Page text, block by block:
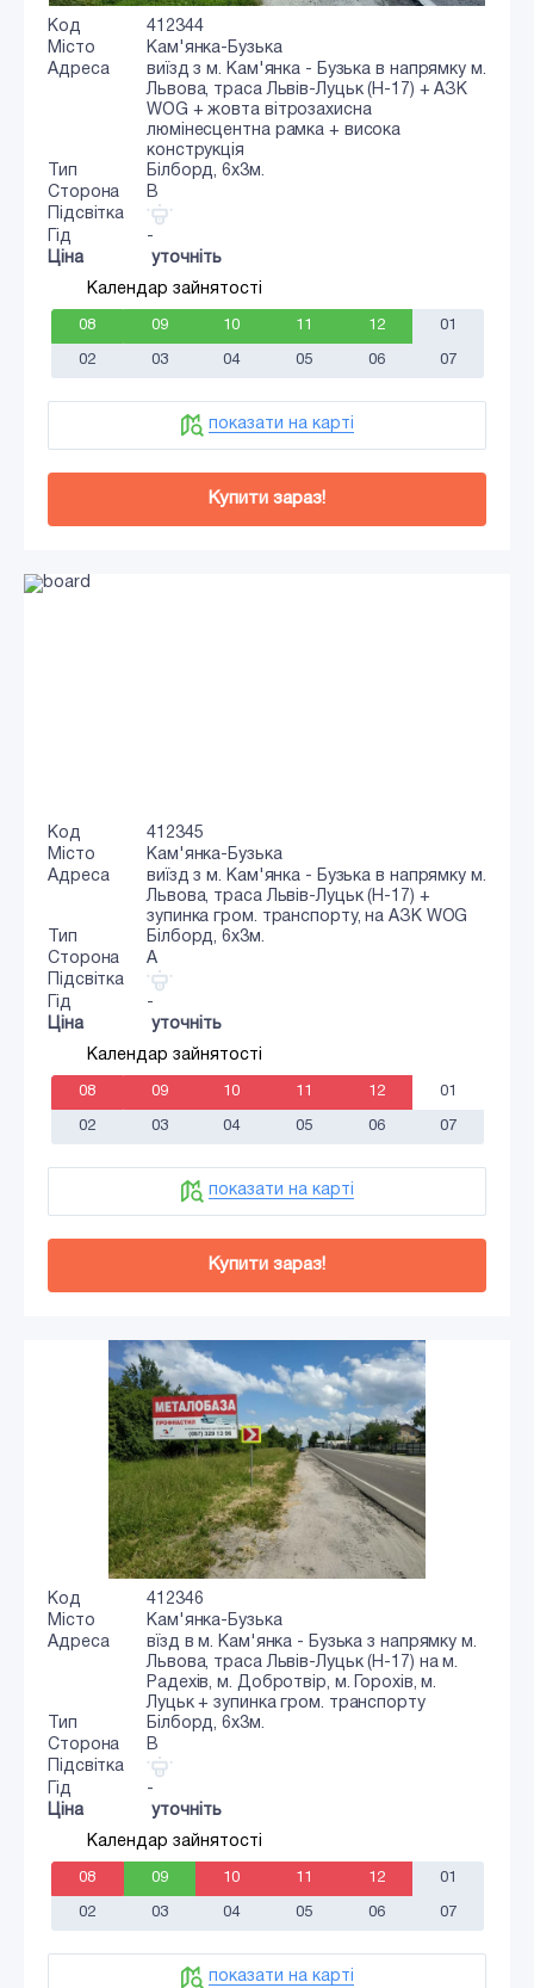
Код
412344
Місто
Кам'янка-Бузька
Адреса
виїзд з м. Кам'янка - Бузька в напрямку м.
Львова, траса Львів-Луцьк (Н-17) + АЗК
WOG + жовта вітрозахисна
люмінесцентна рамка + висока
конструкція
Тип
Білборд, 6x3м.
Сторона
B
Підсвітка
Гід
-
Ціна
уточніть
Календар зайнятості
08 09 10 11 12 01
02 03 04 05 06 07
показати на карті
Купити зараз!
Код
412345
Місто
Кам'янка-Бузька
Адреса
виїзд з м. Кам'янка - Бузька в напрямку м.
Львова, траса Львів-Луцьк (Н-17) +
зупинка гром. транспорту, на АЗК WOG
Тип
Білборд, 6x3м.
Сторона
A
Підсвітка
Гід
-
Ціна
уточніть
Календар зайнятості
08 09 10 11 12 01
02 03 04 05 06 07
показати на карті
Купити зараз!
Код
412346
Місто
Кам'янка-Бузька
Адреса
вїзд в м. Кам'янка - Бузька з напрямку м.
Львова, траса Львів-Луцьк (Н-17) на м.
Радехів, м. Добротвір, м. Горохів, м.
Луцьк + зупинка гром. транспорту
Тип
Білборд, 6x3м.
Сторона
B
Підсвітка
Гід
-
Ціна
уточніть
Календар зайнятості
08 09 10 11 12 01
02 03 04 05 06 07
показати на карті